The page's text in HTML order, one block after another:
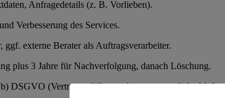
Anfragedetails (z. B. Vorlieben).
Verbesserung des Services.
externe Berater als Auftragsverarbeiter.
plus 3 Jahre für Nachverfolgung, danach Löschung.
DSGVO (Vertragserfüllung oder vorvertragliche